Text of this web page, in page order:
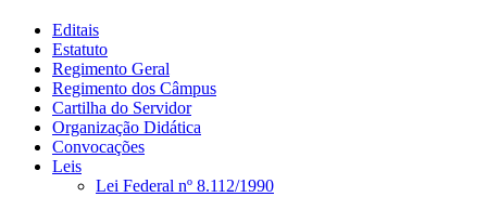
Editais
Estatuto
Regimento Geral
Regimento dos Câmpus
Cartilha do Servidor
Organização Didática
Convocações
Leis
Lei Federal nº 8.112/1990